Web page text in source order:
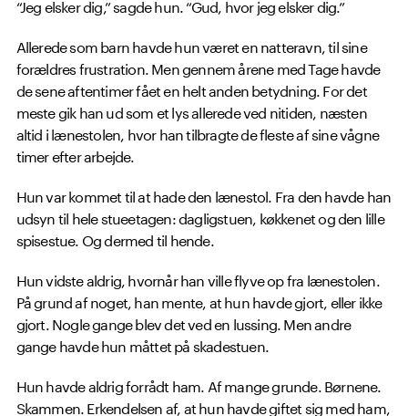
“Jeg elsker dig,” sagde hun. “Gud, hvor jeg elsker dig.”
Allerede som barn havde hun været en natteravn, til sine
forældres frustration. Men gennem årene med Tage havde
de sene aftentimer fået en helt anden betydning. For det
meste gik han ud som et lys allerede ved nitiden, næsten
altid i lænestolen, hvor han tilbragte de fleste af sine vågne
timer efter arbejde.
Hun var kommet til at hade den lænestol. Fra den havde han
udsyn til hele stueetagen: dagligstuen, køkkenet og den lille
spisestue. Og dermed til hende.
Hun vidste aldrig, hvornår han ville flyve op fra lænestolen.
På grund af noget, han mente, at hun havde gjort, eller ikke
gjort. Nogle gange blev det ved en lussing. Men andre
gange havde hun måttet på skadestuen.
Hun havde aldrig forrådt ham. Af mange grunde. Børnene.
Skammen. Erkendelsen af, at hun havde giftet sig med ham,